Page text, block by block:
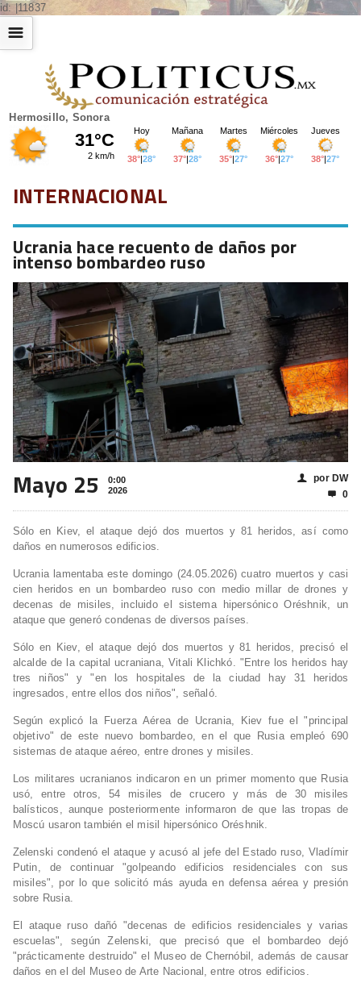
id: |11837
Hermosillo, Sonora
☰
INTERNACIONAL
Ucrania hace recuento de daños por
intenso bombardeo ruso
Mayo 25
0:00
2026
👤 por DW
 0
Sólo en Kiev, el ataque dejó dos muertos y 81 heridos, así como
daños en numerosos edificios.
Ucrania lamentaba este domingo (24.05.2026) cuatro muertos y casi
cien heridos en un bombardeo ruso con medio millar de drones y
decenas de misiles, incluido el sistema hipersónico Oréshnik, un
ataque que generó condenas de diversos países.
Sólo en Kiev, el ataque dejó dos muertos y 81 heridos, precisó el
alcalde de la capital ucraniana, Vitali Klichkó. "Entre los heridos hay
tres niños" y "en los hospitales de la ciudad hay 31 heridos
ingresados, entre ellos dos niños", señaló.
Según explicó la Fuerza Aérea de Ucrania, Kiev fue el "principal
objetivo" de este nuevo bombardeo, en el que Rusia empleó 690
sistemas de ataque aéreo, entre drones y misiles.
Los militares ucranianos indicaron en un primer momento que Rusia
usó, entre otros, 54 misiles de crucero y más de 30 misiles
balísticos, aunque posteriormente informaron de que las tropas de
Moscú usaron también el misil hipersónico Oréshnik.
Zelenski condenó el ataque y acusó al jefe del Estado ruso, Vladímir
Putin, de continuar "golpeando edificios residenciales con sus
misiles", por lo que solicitó más ayuda en defensa aérea y presión
sobre Rusia.
El ataque ruso dañó "decenas de edificios residenciales y varias
escuelas", según Zelenski, que precisó que el bombardeo dejó
"prácticamente destruido" el Museo de Chernóbil, además de causar
daños en el del Museo de Arte Nacional, entre otros edificios.